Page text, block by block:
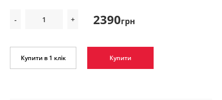
- + 2390грн
Купити в 1 клік Купити